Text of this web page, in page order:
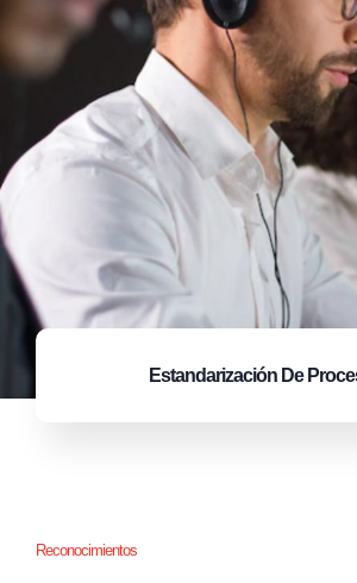
Estandarización De
Reconocimientos